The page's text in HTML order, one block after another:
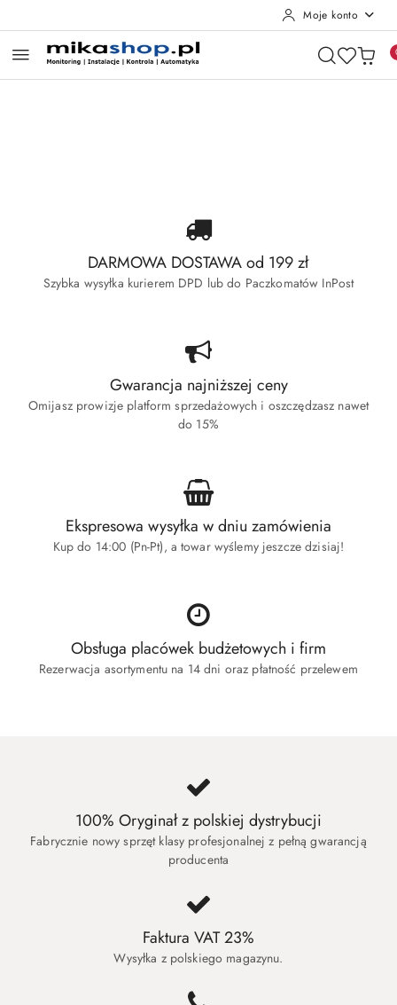
Moje konto
DARMOWA DOSTAWA od 199 zł
Szybka wysyłka kurierem DPD lub do Paczkomatów InPost
Gwarancja najniższej ceny
Omijasz prowizje platform sprzedażowych i oszczędzasz nawet
do 15%
Ekspresowa wysyłka w dniu zamówienia
Kup do 14:00 (Pn-Pt), a towar wyślemy jeszcze dzisiaj!
Obsługa placówek budżetowych i firm
Rezerwacja asortymentu na 14 dni oraz płatność przelewem
100% Oryginał z polskiej dystrybucji
Fabrycznie nowy sprzęt klasy profesjonalnej z pełną gwarancją
producenta
Faktura VAT 23%
Wysyłka z polskiego magazynu.